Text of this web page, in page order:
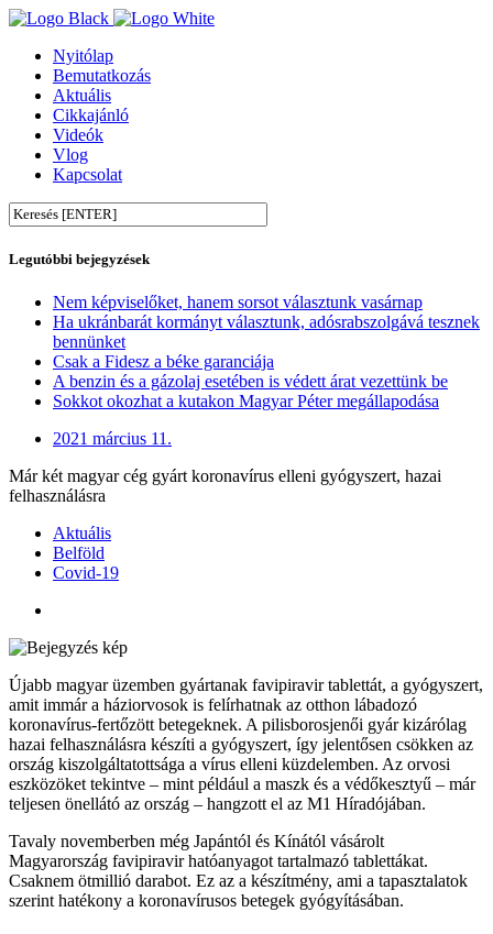
Nyitólap
Bemutatkozás
Aktuális
Cikkajánló
Videók
Vlog
Kapcsolat
Legutóbbi bejegyzések
Nem képviselőket, hanem sorsot választunk vasárnap
Ha ukránbarát kormányt választunk, adósrabszolgává tesznek
bennünket
Csak a Fidesz a béke garanciája
A benzin és a gázolaj esetében is védett árat vezettünk be
Sokkot okozhat a kutakon Magyar Péter megállapodása
2021 március 11.
Már két magyar cég gyárt koronavírus elleni gyógyszert, hazai
felhasználásra
Aktuális
Belföld
Covid-19
Újabb magyar üzemben gyártanak favipiravir tablettát, a gyógyszert,
amit immár a háziorvosok is felírhatnak az otthon lábadozó
koronavírus-fertőzött betegeknek. A pilisborosjenői gyár kizárólag
hazai felhasználásra készíti a gyógyszert, így jelentősen csökken az
ország kiszolgáltatottsága a vírus elleni küzdelemben. Az orvosi
eszközöket tekintve – mint például a maszk és a védőkesztyű – már
teljesen önellátó az ország – hangzott el az M1 Híradójában.
Tavaly novemberben még Japántól és Kínától vásárolt
Magyarország favipiravir hatóanyagot tartalmazó tablettákat.
Csaknem ötmillió darabot. Ez az a készítmény, ami a tapasztalatok
szerint hatékony a koronavírusos betegek gyógyításában.